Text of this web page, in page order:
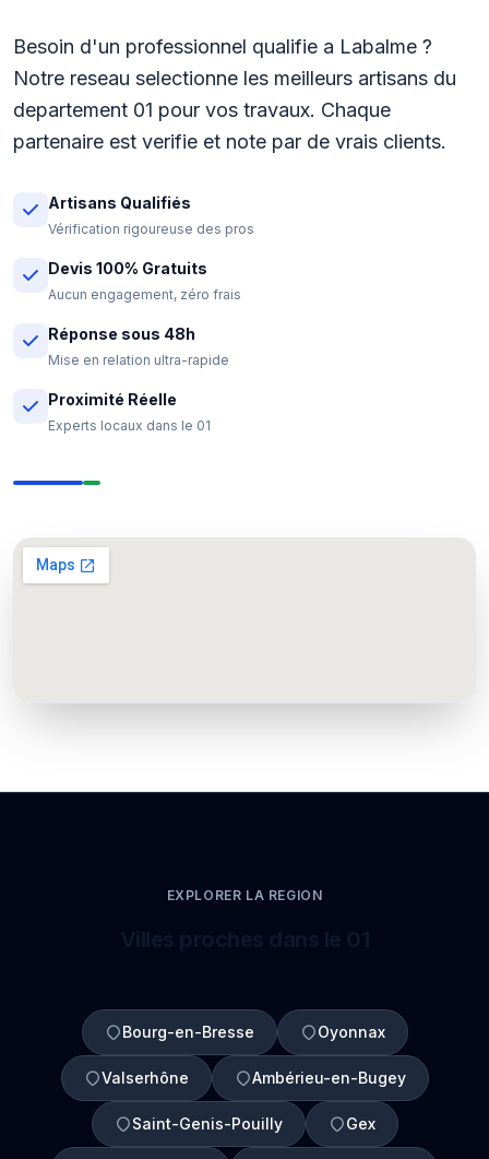
Besoin d'un professionnel qualifie a Labalme ?
Notre reseau selectionne les meilleurs artisans du
departement 01 pour vos travaux. Chaque
partenaire est verifie et note par de vrais clients.
Artisans Qualifiés
Vérification rigoureuse des pros
Devis 100% Gratuits
Aucun engagement, zéro frais
Réponse sous 48h
Mise en relation ultra-rapide
Proximité Réelle
Experts locaux dans le 01
EXPLORER LA REGION
Bourg-en-Bresse Oyonnax
Valserhône Ambérieu-en-Bugey
Saint-Genis-Pouilly Gex